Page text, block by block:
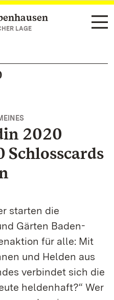
LAGE
2020
Schlosscards
starten die
Gärten Baden-
für alle: Mit
und Helden aus
verbindet sich die
heldenhaft?“ Wer